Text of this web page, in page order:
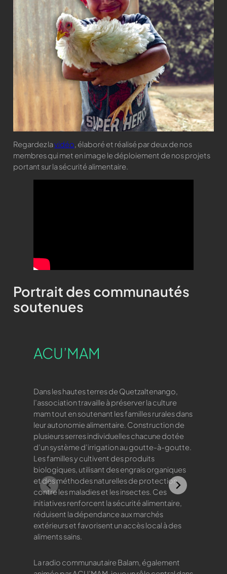
Regardez lavidéo, élaboré et réalisé par deux de nos
membres qui met en image le déploiement de nos projets
portant sur la sécurité alimentaire.
Portrait des communautés
soutenues
ACU’MAM
Dans les hautes terres de Quetzaltenango,
l’association travaille à préserver la culture
mam tout en soutenant les familles rurales dans
leur autonomie alimentaire. Construction de
plusieurs serres individuelles chacune dotée
d’un système d’irrigation au goutte-à-goutte.
Les familles y cultivent des produits
biologiques, utilisant des engrais organiques
et des méthodes naturelles de protection
contre les maladies et les insectes. Ces
initiatives renforcent la sécurité alimentaire,
réduisent la dépendance aux marchés
extérieurs et favorisent un accès local à des
aliments sains.
La radio communautaire Balam, également